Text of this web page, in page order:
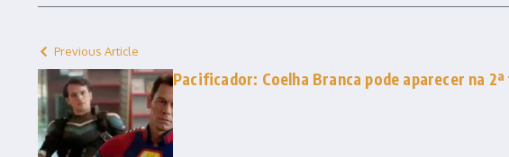
Previous Article
Pacificador: Coelha Branca pode aparecer na